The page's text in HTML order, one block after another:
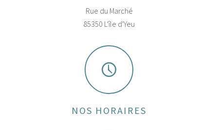
Rue du Marché
85350 L'île d'Yeu
NOS HORAIRES